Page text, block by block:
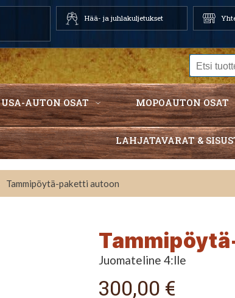
Hää- ja juhlakuljetukset
USA-AUTON OSAT MOPOAUTON OSAT
LAHJATAVARAT &
Tammipöytä-paketti autoon
Juomateline 4:lle
300,00 €